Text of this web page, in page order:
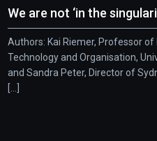
We are not ‘in the
Authors: Kai Riemer, Professor
Technology and Organisation,
and Sandra Peter, Director of
[...]